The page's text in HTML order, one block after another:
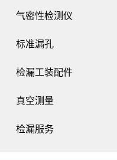
气密性检测仪
标准漏孔
检漏工装配件
真空测量
检漏服务